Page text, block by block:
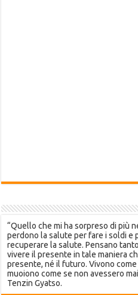
“Quello che mi ha sorpreso di più
perdono la salute per fare i soldi e
recuperare la salute. Pensano
vivere il presente in tale maniera
presente, né il futuro. Vivono
muoiono come se non avessero
Tenzin Gyatso.